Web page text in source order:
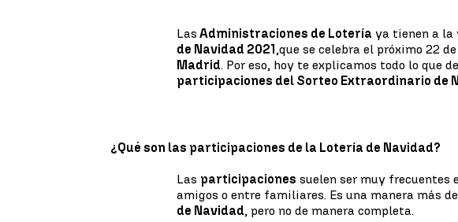
Las Administraciones de Lotería ya tienen a la
de Navidad 2021,que se celebra el próximo 22
Madrid. Por eso, hoy te explicamos todo lo que
participaciones del Sorteo Extraordinario de
¿Qué son las participaciones de la Lotería de Navidad?
Las participaciones suelen ser muy frecuentes
amigos o entre familiares. Es una manera más
de Navidad, pero no de manera completa.